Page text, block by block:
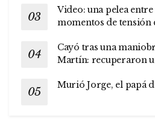
Video: una pelea
momentos de tensión
Cayó tras una
Martín: recuperaron
Murió Jorge, el papá